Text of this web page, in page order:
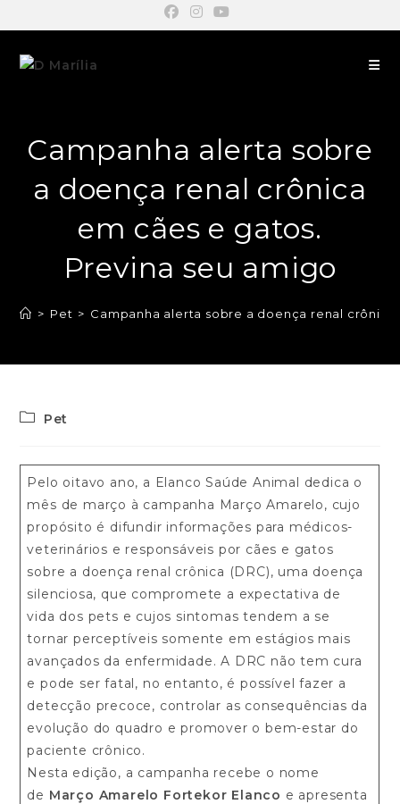
Campanha alerta sobre
a doença renal crônica
em cães e gatos.
Previna seu amigo
> Pet > Campanha alerta sobre a doença renal
Pet
Pelo oitavo ano, a Elanco Saúde Animal dedica o
mês de março à campanha Março Amarelo, cujo
propósito é difundir informações para médicos-
veterinários e responsáveis por cães e gatos
sobre a doença renal crônica (DRC), uma doença
silenciosa, que compromete a expectativa de
vida dos pets e cujos sintomas tendem a se
tornar perceptíveis somente em estágios mais
avançados da enfermidade. A DRC não tem cura
e pode ser fatal, no entanto, é possível fazer a
detecção precoce, controlar as consequências da
evolução do quadro e promover o bem-estar do
paciente crônico.
Nesta edição, a campanha recebe o nome
de Março Amarelo Fortekor Elanco e apresenta